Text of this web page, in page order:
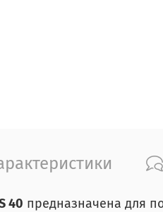
40 предназначена для